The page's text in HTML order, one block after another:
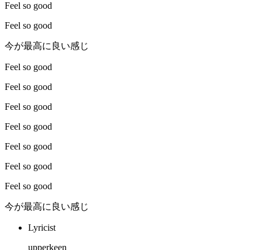
Feel so good
Feel so good
今が最高に良い感じ
Feel so good
Feel so good
Feel so good
Feel so good
Feel so good
Feel so good
Feel so good
今が最高に良い感じ
Lyricist
upperkeen